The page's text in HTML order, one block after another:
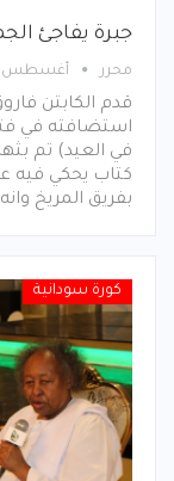
جبرة يفاجئ
محرر أغسطس 14, 2019
قدم الكابتن
استضافته في
في العيد) تم
كتاب يحكي فيه
بفريق المريخ
كورة سودانية